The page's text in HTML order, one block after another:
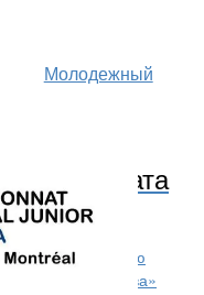
Молодежный
России
чемпионата
за которую
«Локомотива»